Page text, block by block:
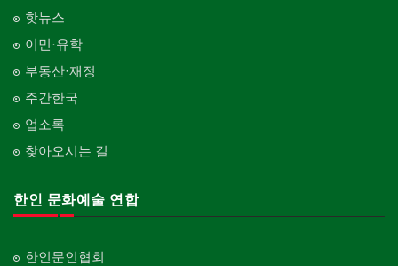
핫뉴스
이민·유학
부동산·재정
주간한국
업소록
찾아오시는 길
한인 문화예술 연합
한인문인협회